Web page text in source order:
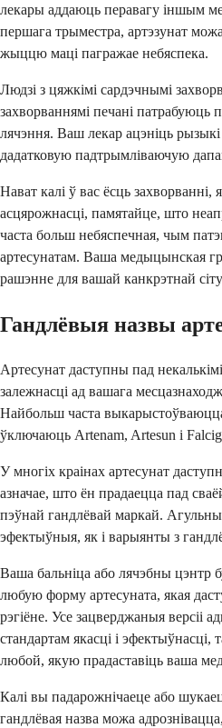
лекары аддаюць перавагу іншым
першага трыместра, артэзунат
жыццю маці пагражае небяспека.
Людзі з цяжкімі сардэчнымі
захворваннямі печані патрабуюць
лячэння. Ваш лекар ацэніць рызыкі
дадатковую падтрымліваючую
Нават калі ў вас ёсць захворванні,
асцярожнасці, памятайце, што
часта больш небяспечная, чым
артесунатам. Ваша медыцынская
рашэнне для вашай канкрэтнай
Гандлёвыя назвы
Артесунат даступны пад
залежнасці ад вашага
Найбольш часта
ўключаюць Artenam, Artesun і
У многіх краінах артесунат
азначае, што ён прадаецца пад
пэўнай гандлёвай маркай.
эфектыўныя, як і варыянты з
Ваша бальніца або лячэбны цэнтр
любую форму артесуната, якая
рэгіёне. Усе зацверджаныя версіі
стандартам якасці і
любой, якую прадаставіць ваша
Калі вы падарожнічаеце або
гандлёвая назва можа